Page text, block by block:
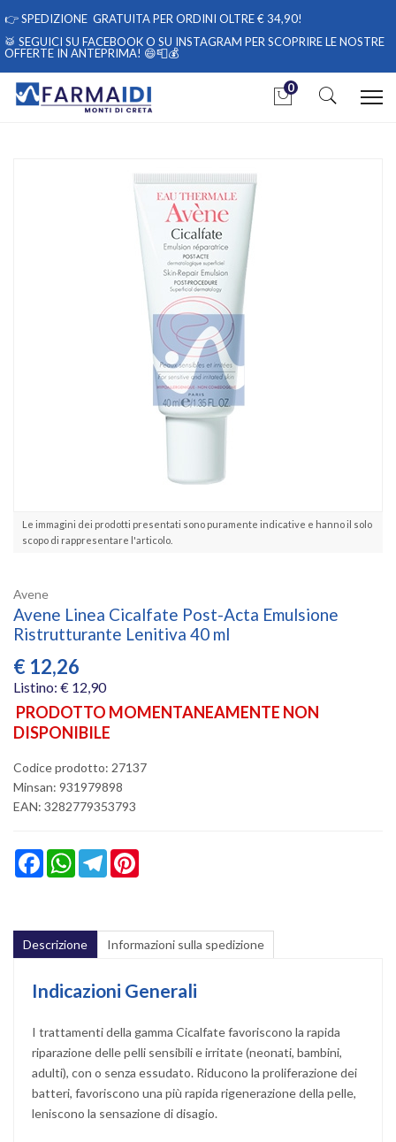
👉SPEDIZIONE GRATUITA PER ORDINI OLTRE € 34,90!
🥁 SEGUICI SU FACEBOOKO SU INSTAGRAM PER SCOPRIRE LE NOSTRE
OFFERTE IN ANTEPRIMA! 😄📮💰
0
Lenitiva 40 ml
Le immagini dei prodotti presentati sono puramente indicative e hanno il solo
scopo di rappresentare l'articolo.
Avene
Avene Linea Cicalfate Post-Acta Emulsione
Ristrutturante Lenitiva 40 ml
€ 12,26
Listino: € 12,90
PRODOTTO MOMENTANEAMENTE NON
DISPONIBILE
Codice prodotto: 27137
Minsan: 931979898
EAN: 3282779353793
FacebookWhatsAppTelegram
Descrizione Informazioni sulla spedizione
Indicazioni Generali
I trattamenti della gamma Cicalfate favoriscono la rapida
riparazione delle pelli sensibili e irritate (neonati, bambini,
adulti), con o senza essudato. Riducono la proliferazione dei
batteri, favoriscono una più rapida rigenerazione della pelle,
leniscono la sensazione di disagio.